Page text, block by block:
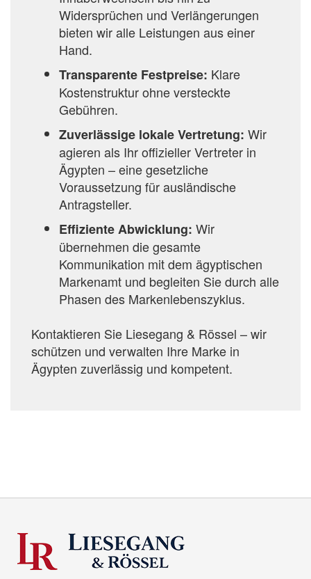
Widersprüchen und Verlängerungen
bieten wir alle Leistungen aus einer
Hand.
Transparente Festpreise: Klare
Kostenstruktur ohne versteckte
Gebühren.
Zuverlässige lokale Vertretung: Wir
agieren als Ihr offizieller Vertreter in
Ägypten – eine gesetzliche
Voraussetzung für ausländische
Antragsteller.
Effiziente Abwicklung: Wir
übernehmen die gesamte
Kommunikation mit dem ägyptischen
Markenamt und begleiten Sie durch alle
Phasen des Markenlebenszyklus.
Kontaktieren Sie Liesegang & Rössel – wir
schützen und verwalten Ihre Marke in
Ägypten zuverlässig und kompetent.